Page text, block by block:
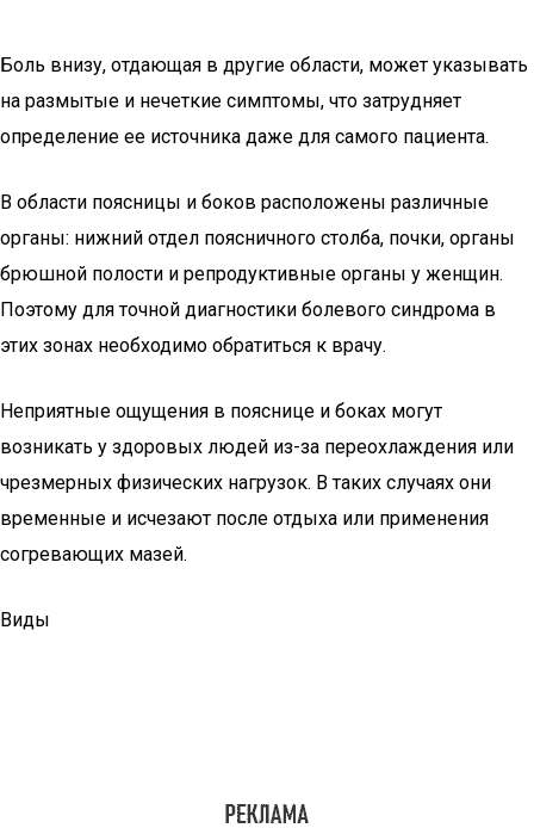
Боль внизу, отдающая в другие области, может указывать
на размытые и нечеткие симптомы, что затрудняет
определение ее источника даже для самого пациента.
В области поясницы и боков расположены различные
органы: нижний отдел поясничного столба, почки, органы
брюшной полости и репродуктивные органы у женщин.
Поэтому для точной диагностики болевого синдрома в
этих зонах необходимо обратиться к врачу.
Неприятные ощущения в пояснице и боках могут
возникать у здоровых людей из-за переохлаждения или
чрезмерных физических нагрузок. В таких случаях они
временные и исчезают после отдыха или применения
согревающих мазей.
Виды